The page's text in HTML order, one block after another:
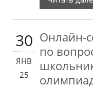
30
ЯНВ
25
Онлайн-
по